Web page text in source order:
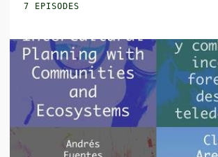
7 EPISODES